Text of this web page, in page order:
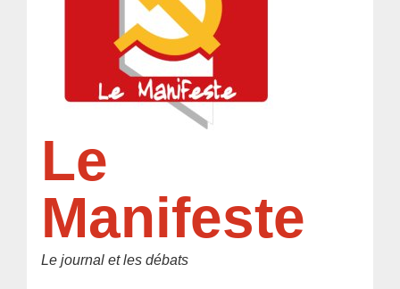
Le
Manifeste
Le journal et les débats